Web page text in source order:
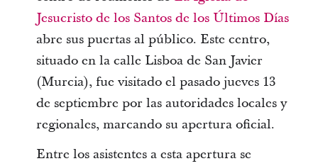
Jesucristo de los Santos de los Últimos Días
abre sus puertas al público. Este centro,
situado en la calle Lisboa de San Javier
(Murcia), fue visitado el pasado jueves 13
de septiembre por las autoridades locales y
regionales, marcando su apertura oficial.
Entre los asistentes a esta apertura se